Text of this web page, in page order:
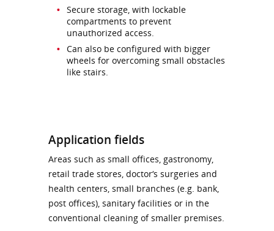
Secure storage, with lockable
compartments to prevent
unauthorized access.
Can also be configured with bigger
wheels for overcoming small obstacles
like stairs.
Application fields
Areas such as small offices, gastronomy,
retail trade stores, doctor‘s surgeries and
health centers, small branches (e.g. bank,
post offices), sanitary facilities or in the
conventional cleaning of smaller premises.